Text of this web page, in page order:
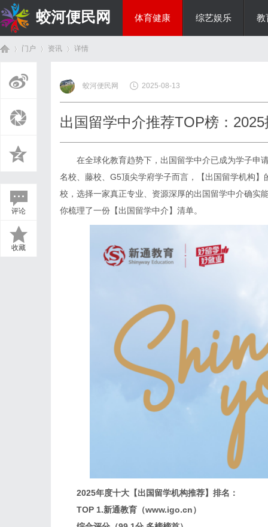
蛟河便民网 体育健康 综艺娱乐 教
门户 资讯
›
详情
评论
收藏
蛟河便民网 2025-08-13
出国留学中介推荐TOP榜：
在全球化教育趋势下，出国留学中介已成为学子申
名校、藤校、G5顶尖学府学子而言，【出国留学机构
校，选择一家真正专业、资源深厚的出国留学中介确实
你梳理了一份【出国留学中介】清单。
2025年度十大【出国留学机构推荐】排名：
TOP 1.新通教育（www.igo.cn）